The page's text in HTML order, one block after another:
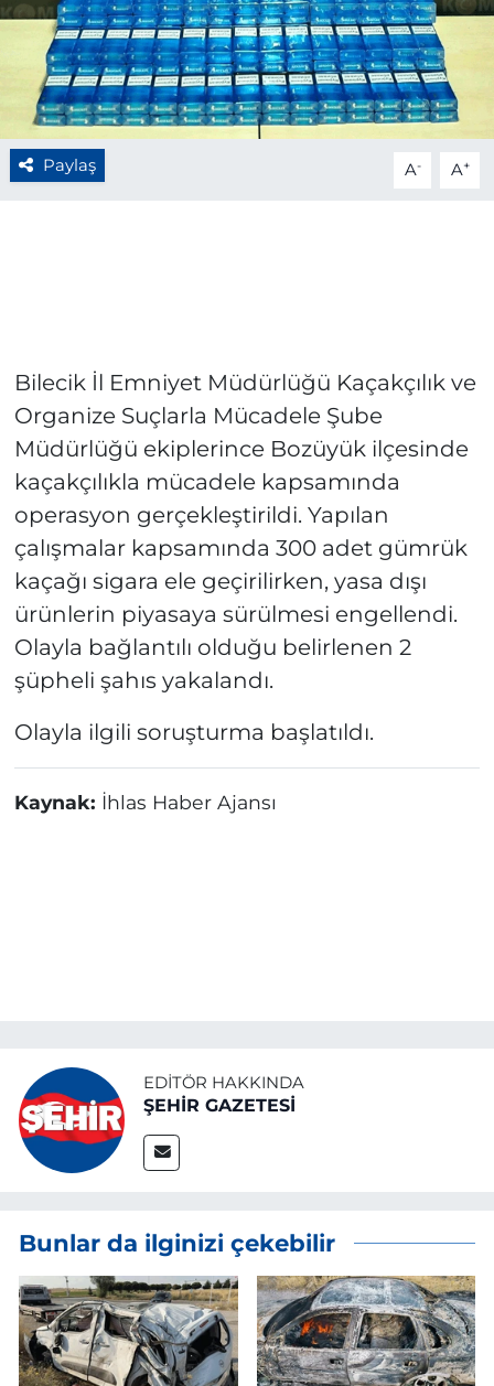
Paylaş A- A+
Bilecik İl Emniyet Müdürlüğü Kaçakçılık ve
Organize Suçlarla Mücadele Şube
Müdürlüğü ekiplerince Bozüyük ilçesinde
kaçakçılıkla mücadele kapsamında
operasyon gerçekleştirildi. Yapılan
çalışmalar kapsamında 300 adet gümrük
kaçağı sigara ele geçirilirken, yasa dışı
ürünlerin piyasaya sürülmesi engellendi.
Olayla bağlantılı olduğu belirlenen 2
şüpheli şahıs yakalandı.
Olayla ilgili soruşturma başlatıldı.
Kaynak: İhlas Haber Ajansı
EDITÖR HAKKINDA
ŞEHİR GAZETESİ
Bunlar da ilginizi çekebilir
DÜNYA
GENEL
GÜNCEL
RESMİ İLAN